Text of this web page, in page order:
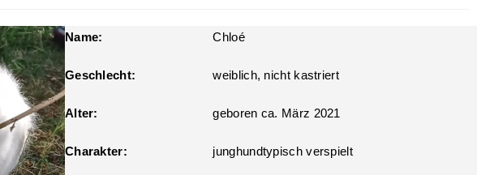
Name:
Geschlecht:
Alter:
Charakter:
Chloé
weiblich, nicht kastriert
geboren ca. März 2021
junghundtypisch verspielt